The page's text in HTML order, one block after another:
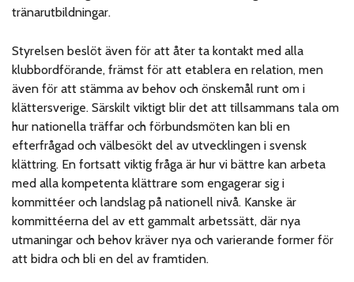
tränarutbildningar.
Styrelsen beslöt även för att åter ta kontakt med alla
klubbordförande, främst för att etablera en relation, men
även för att stämma av behov och önskemål runt om i
klättersverige. Särskilt viktigt blir det att tillsammans tala om
hur nationella träffar och förbundsmöten kan bli en
efterfrågad och välbesökt del av utvecklingen i svensk
klättring. En fortsatt viktig fråga är hur vi bättre kan arbeta
med alla kompetenta klättrare som engagerar sig i
kommittéer och landslag på nationell nivå. Kanske är
kommittéerna del av ett gammalt arbetssätt, där nya
utmaningar och behov kräver nya och varierande former för
att bidra och bli en del av framtiden.